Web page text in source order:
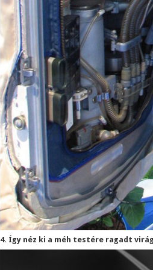
4. Így néz ki a méh testére ragadt